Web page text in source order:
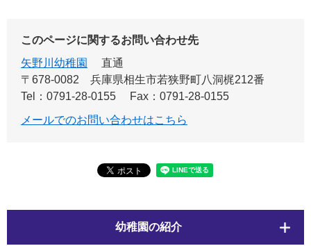
このページに関するお問い合わせ先
矢野川幼稚園
直通
〒678-0082
兵庫県相生市若狭野町八洞梶212番
Tel：0791-28-0155
Fax：0791-28-0155
メールでのお問い合わせはこちら
幼稚園の紹介